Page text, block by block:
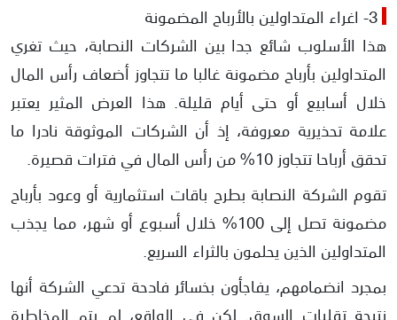
3- اغراء المتداولين بالأرباح المضمونة
هذا الأسلوب شائع جدا بين الشركات النصابة، حيث تغري
المتداولين بأرباح مضمونة غالبا ما تتجاوز أضعاف رأس المال
خلال أسابيع أو حتى أيام قليلة. هذا العرض المثير يعتبر
علامة تحذيرية معروفة، إذ أن الشركات الموثوقة نادرا ما
تحقق أرباحا تتجاوز 10% من رأس المال في فترات قصيرة.
تقوم الشركة النصابة بطرح باقات استثمارية أو وعود بأرباح
مضمونة تصل إلى 100% خلال أسبوع أو شهر، مما يجذب
المتداولين الذين يحلمون بالثراء السريع.
بمجرد انضمامهم، يفاجأون بخسائر فادحة تدعي الشركة أنها
نتيجة تقلبات السوق. لكن في الواقع، لم يتم المخاطرة